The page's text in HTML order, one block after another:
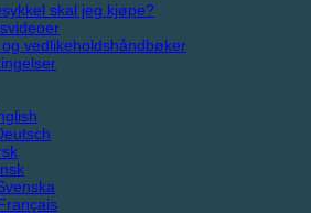
skal jeg kjøpe?
vedlikeholdshåndbøker